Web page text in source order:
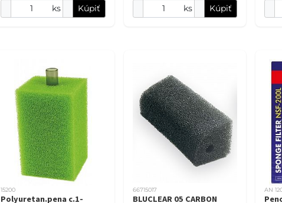
ks Kúpiť ks Kúpiť
15200
Polyuretan.pena c.1-
66715017
BLUCLEAR 05 CARBON
AN